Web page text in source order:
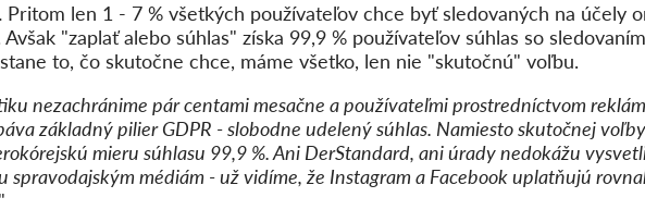
Pritom len 1 - 7 % všetkých používateľov chce byť sledovaných na účely
"zaplať alebo súhlas" získa 99,9 % používateľov súhlas so
to, čo skutočne chce, máme všetko, len nie "skutočnú" voľbu.
nezachránime pár centami mesačne a používateľmi prostredníctvom
základný pilier GDPR - slobodne udelený súhlas. Namiesto skutočnej
mieru súhlasu 99,9 %. Ani DerStandard, ani úrady nedokážu
médiám - už vidíme, že Instagram a Facebook uplatňujú
"